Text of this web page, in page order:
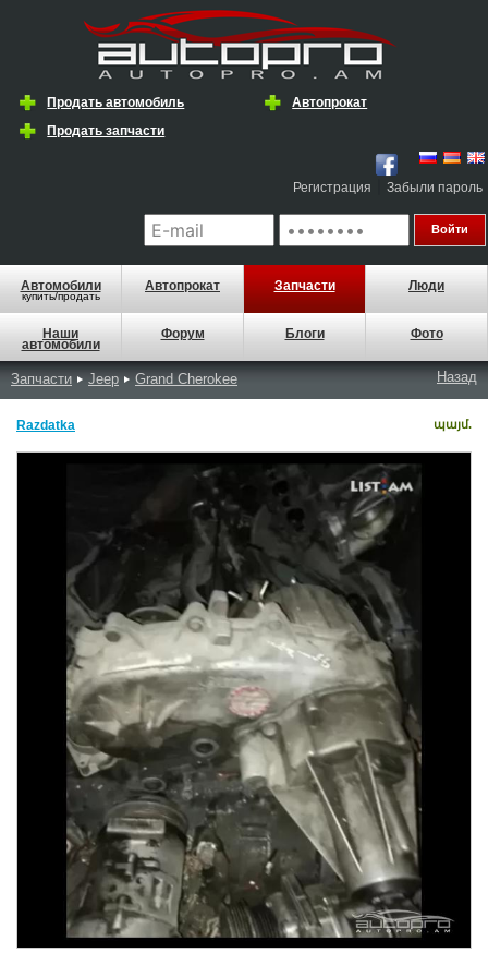
Продать автомобиль
Автопрокат
Продать запчасти
Регистрация Забыли пароль
Автомобили
купить/продать
Автопрокат Запчасти Люди
Наши
автомобили
Форум Блоги Фото
Запчасти Jeep Grand Cherokee Назад
Razdatka պայմ.